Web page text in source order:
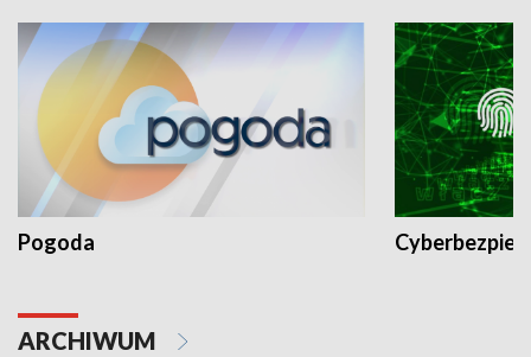
Pogoda
ARCHIWUM